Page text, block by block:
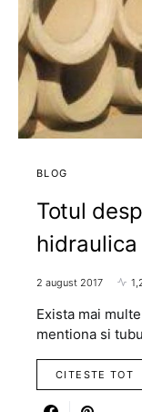
BLOG
Totul
2 august 2017
Exista mai
mentiona si
CITESTE TOT